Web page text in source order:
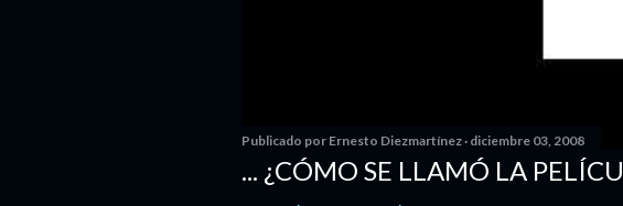
Publicado por Ernesto Diezmartínez diciembre 03, 2008
... ¿CÓMO SE LLAMÓ LA